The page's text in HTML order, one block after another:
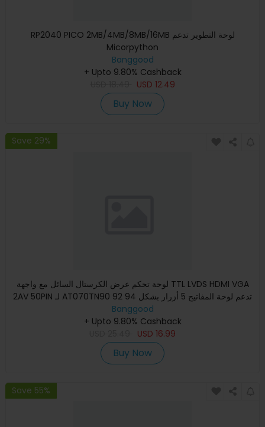
RP2040 PICO 2MB/4MB/8MB/16MB لوحة التطوير تدعم
Micorpython
Banggood
+ Upto 9.80% Cashback
USD 12.49
Buy Now
Save 29%
لوحة تحكم عرض الكرستال السائل مع واجهة TTL LVDS HDMI VGA
2AV 50PIN لـ AT070TN90 92 94 تدعم لوحة المفاتيح 5 أزرار بشكل
تل
Banggood
+ Upto 9.80% Cashback
USD 16.99
Buy Now
Save 55%